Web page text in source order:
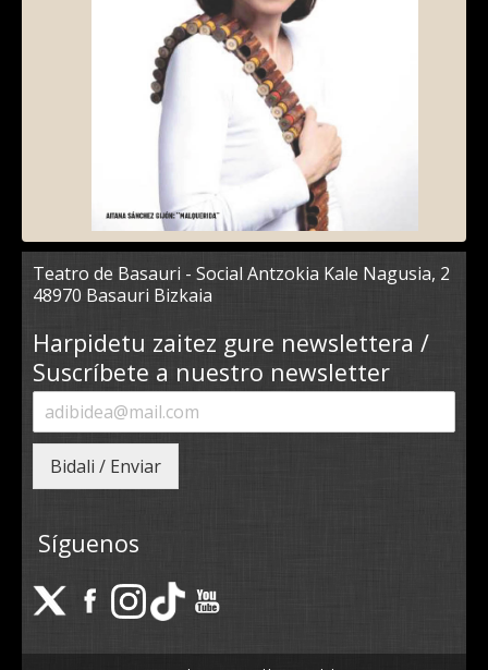
Teatro de Basauri - Social Antzokia Kale Nagusia, 2
48970 Basauri Bizkaia
Harpidetu zaitez gure newslettera /
Suscríbete a nuestro newsletter
Bidali / Enviar
Síguenos